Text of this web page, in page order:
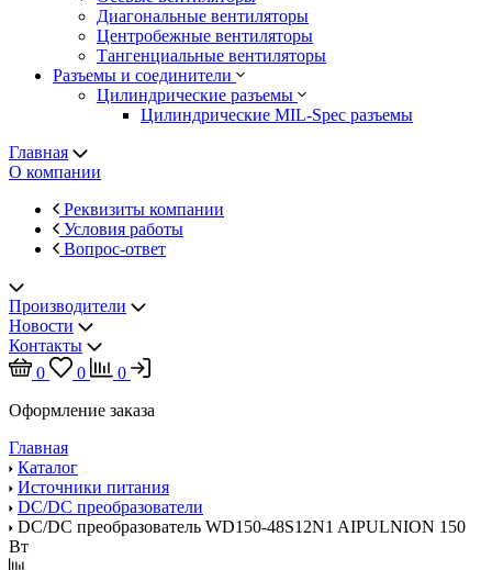
Диагональные вентиляторы
Центробежные вентиляторы
Тангенциальные вентиляторы
Разъемы и соединители
Цилиндрические разъемы
Цилиндрические MIL-Spec разъемы
Главная
О компании
Реквизиты компании
Условия работы
Вопрос-ответ
Производители
Новости
Контакты
0
0
0
Оформление заказа
Главная
Каталог
Источники питания
DC/DC преобразователи
DC/DC преобразователь WD150-48S12N1 AIPULNION 150
Вт